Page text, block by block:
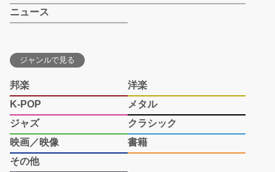
ニュース
ジャンルで見る
邦楽
洋楽
K-POP
メタル
ジャズ
クラシック
映画／映像
書籍
その他